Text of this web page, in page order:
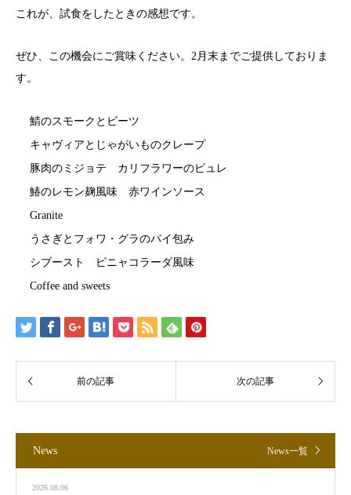
これが、試食をしたときの感想です。
ぜひ、この機会にご賞味ください。2月末までご提供しておりま
す。
鯖のスモークとビーツ
キャヴィアとじゃがいものクレープ
豚肉のミジョテ カリフラワーのピュレ
鰆のレモン麹風味 赤ワインソース
Granite
うさぎとフォワ・グラのパイ包み
シブースト ピニャコラーダ風味
Coffee and sweets
News News一覧
2026.08.06